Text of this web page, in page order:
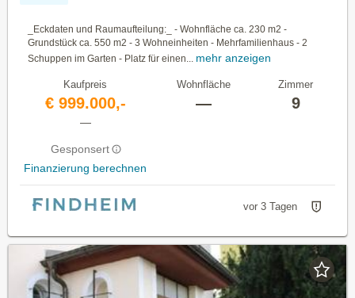
_Eckdaten und Raumaufteilung:_ - Wohnfläche ca. 230 m2 -
Grundstück ca. 550 m2 - 3 Wohneinheiten - Mehrfamilienhaus - 2
Schuppen im Garten - Platz für einen...
mehr anzeigen
Kaufpreis
€ 999.000,-
—
Gesponsert
Finanzierung berechnen
Wohnfläche
—
Zimmer
9
vor 3 Tagen